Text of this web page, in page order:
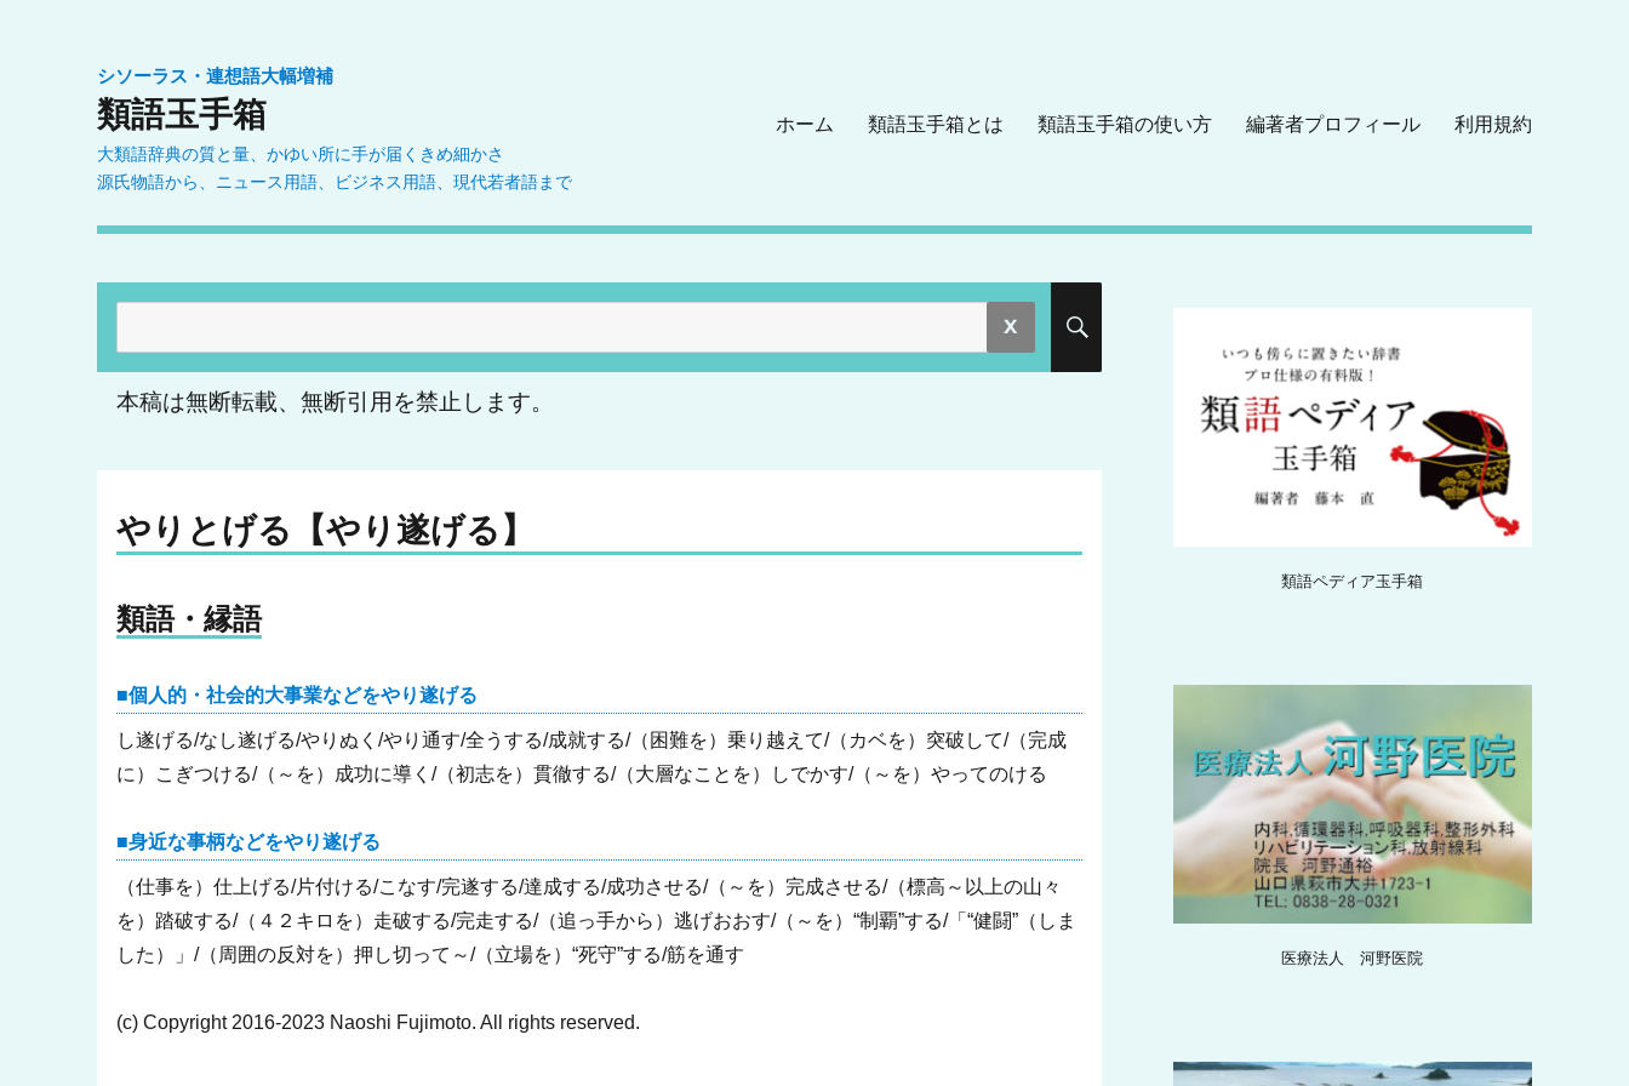
シソーラス・連想語大幅増補
類語玉手箱
大類語辞典の質と量、かゆい所に手が届くきめ細かさ
源氏物語から、ニュース用語、ビジネス用語、現代若者語まで
ホーム 類語玉手箱とは 類語玉手箱の使い方 編著者プロフィール 利用規約
索:
本稿は無断転載、無断引用を禁止します。
やりとげる【やり遂げる】
類語・縁語
個人的・社会的大事業などをやり遂げる
し遂げる/なし遂げる/やりぬく/やり通す/全うする/成就する/（困難を）乗り越えて/（カベを）突破して/（完成
に）こぎつける/（～を）成功に導く/（初志を）貫徹する/（大層なことを）しでかす/（～を）やってのける
身近な事柄などをやり遂げる
（仕事を）仕上げる/片付ける/こなす/完遂する/達成する/成功させる/（～を）完成させる/（標高～以上の山々
を）踏破する/（４２キロを）走破する/完走する/（追っ手から）逃げおおす/（～を）“制覇”する/「“健闘”（しま
した）」/（周囲の反対を）押し切って～/（立場を）“死守”する/筋を通す
(c) Copyright 2016-2023 Naoshi Fujimoto. All rights reserved.
類語ペディア玉手箱
医療法人 河野医院